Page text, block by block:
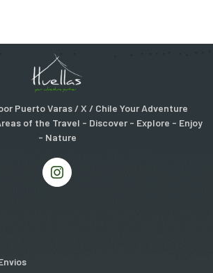
Puerto Varas / X / Chile Your Adventure
of the Travel - Discover - Explore - Enjoy
- Nature